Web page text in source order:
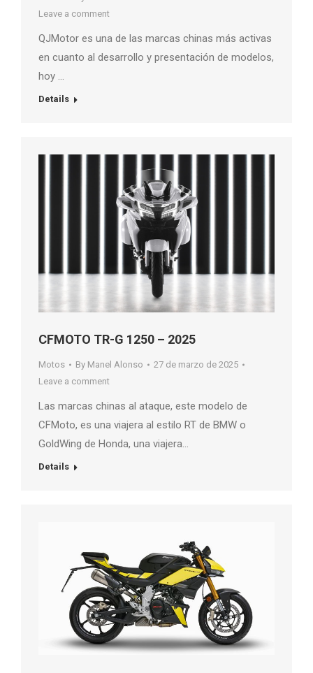
Leave a comment
QJMotor es una de las marcas chinas más activas
en cuanto al desarrollo y presentación de modelos,
hoy …
Details
CFMOTO TR-G 1250 – 2025
Motos By Manel Alonso
27 de marzo de 2025
Leave a comment
Las marcas chinas al ataque, este modelo de
CFMoto, es una viajera al estilo RT de BMW o
GoldWing de Honda, una viajera…
Details